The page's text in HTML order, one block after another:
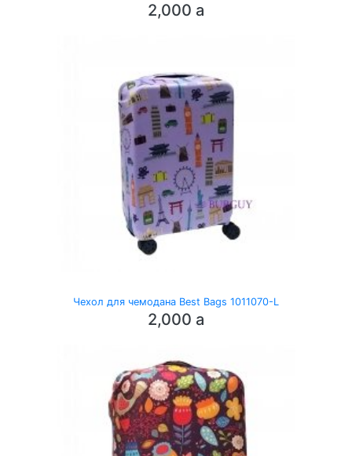
2,000 a
Чехол для чемодана Best Bags 1011070-L
2,000 a